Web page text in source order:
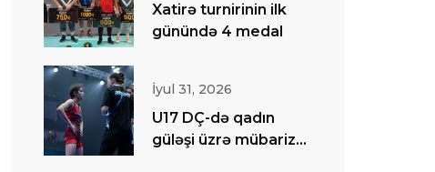
Xatirə turnirinin ilk
günündə 4 medal
İyul 31, 2026
U17 DÇ-də qadın
güləşi üzrə mübarizə